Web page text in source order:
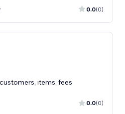
0.0(0)
items, fees
0.0(0)